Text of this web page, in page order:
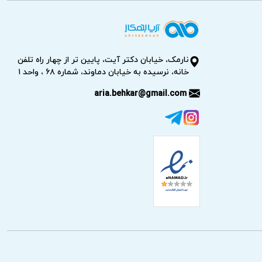
صحیح انجام می‌دهند. این فرآیند به کاهش
توضیح علل اصلی مشکل و پیشنهادات
نارمک، خیابان دکتر آیت، پایین تر از چهار راه تلفن
خانه، نرسیده به خیابان دماوند، شماره ۶۸ ، واحد ۱
aria.behkar@gmail.com